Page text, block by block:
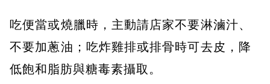
吃便當或燒臘時，主動請店家不要淋滷汁、
不要加蔥油；吃炸雞排或排骨時可去皮，降
低飽和脂肪與糖毒素攝取。